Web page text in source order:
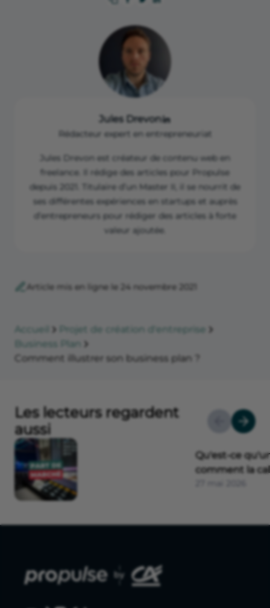
Jules Drevon
Rédacteur expert en entrepreneuriat
Jules Drevon est créateur de contenu web en
freelance. Il rédige des articles pour Propulse
depuis 2021. Titulaire d’un Master II, il se nourrit de
ses différentes expériences en startups et auprès
d’entrepreneurs pour rédiger des articles à forte
valeur ajoutée.
Article mis en ligne le 24 novembre 2021
Accueil
Projet de création d'entreprise
Business Plan
Comment illustrer son business plan ?
Les lecteurs regardent
aussi
Qu'est-ce
comment la